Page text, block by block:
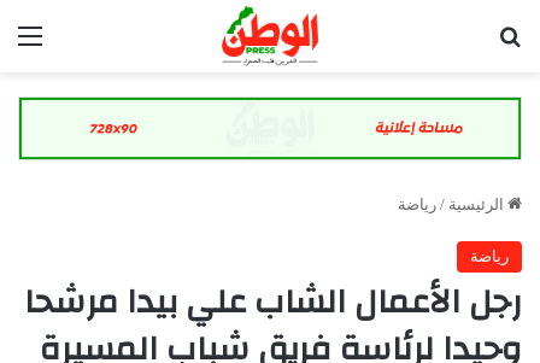
الرئيسية / رياضة
رياضة
رجل الأعمال الشاب علي بيدا مرشحا
وحيدا لرئاسة فريق شباب المسيرة